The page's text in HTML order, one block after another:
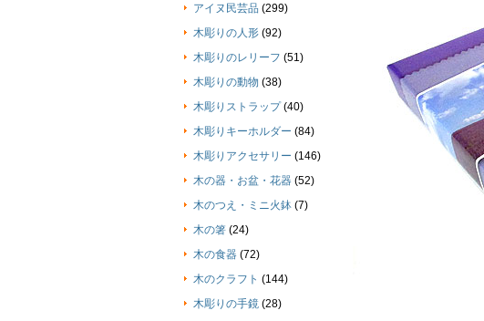
アイヌ民芸品 (299)
木彫りの人形 (92)
木彫りのレリーフ (51)
木彫りの動物 (38)
木彫りストラップ (40)
木彫りキーホルダー (84)
木彫りアクセサリー (146)
木の器・お盆・花器 (52)
木のつえ・ミニ火鉢 (7)
木の箸 (24)
木の食器 (72)
木のクラフト (144)
木彫りの手鏡 (28)